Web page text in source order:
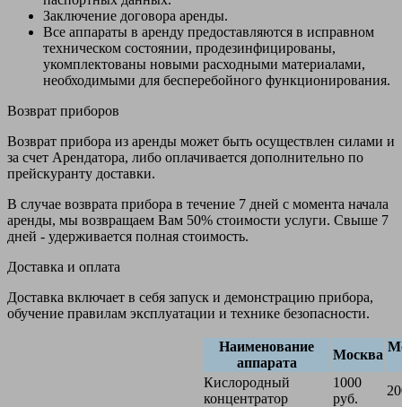
Заключение договора аренды.
Все аппараты в аренду предоставляются в исправном
техническом состоянии, продезинфицированы,
укомплектованы новыми расходными материалами,
необходимыми для бесперебойного функционирования.
Возврат приборов
Возврат прибора из аренды может быть осуществлен силами и
за счет Арендатора, либо оплачивается дополнительно по
прейскуранту доставки.
В случае возврата прибора в течение 7 дней с момента начала
аренды, мы возвращаем Вам 50% стоимости услуги. Свыше 7
дней - удерживается полная стоимость.
Доставка и оплата
Доставка включает в себя запуск и демонстрацию прибора,
обучение правилам эксплуатации и технике безопасности.
Наименование
аппарата
Москва
Кислородный
концентратор
1000
руб.